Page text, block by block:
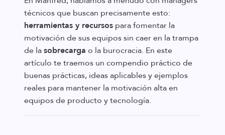
técnicos que buscan precisamente esto:
herramientas y recursos para fomentar la
motivación de sus equipos sin caer en la trampa
de lasobrecarga o la burocracia. En este
artículo te traemos un compendio práctico de
buenas prácticas, ideas aplicables y ejemplos
reales para mantener la motivación alta en
equipos de producto y tecnología.